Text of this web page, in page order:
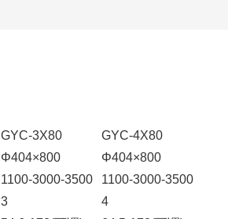
GYC-3X80
GYC-4X80
Φ404×800
Φ404×800
1100-3000-3500
1100-3000-3500
3
4